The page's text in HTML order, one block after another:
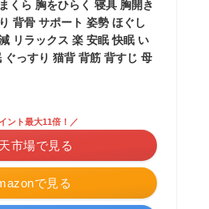
くら 胸をひらく 寝具 胸開き
背骨 サポート 姿勢 ほぐし
リラックス 楽 安眠 快眠 い
ぐっすり 猫背 背筋 背すじ 母
で見る
ント最大11倍！／
市場で見る